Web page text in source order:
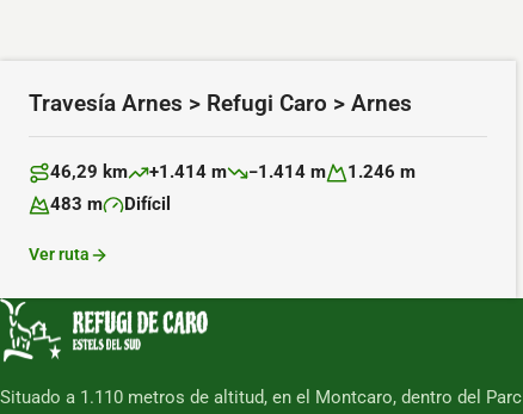
Travesía Arnes > Refugi Caro > Arnes
Distancia:
46,29 km
Desnivel positivo:
+1.414 m
Desnivel negativo:
−1.414 m
Altitud máxima:
1.246 m
Altitud mínima:
483 m
Dificultad:
Difícil
Ver ruta
Situado a 1.110 metros de altitud, en el Montcaro, dentro del Parc